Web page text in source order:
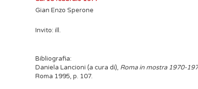
Gian Enzo Sperone
Invito: ill.
Bibliografia:
Daniela Lancioni (a cura di), Roma in mostra 1970-
Roma 1995, p. 107.